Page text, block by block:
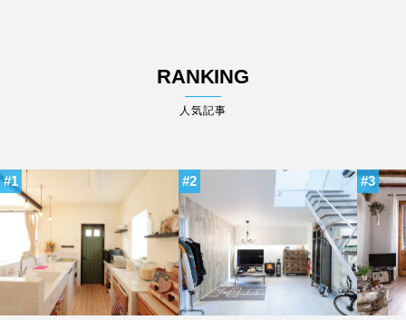
RANKING
人気記事
1 2 3